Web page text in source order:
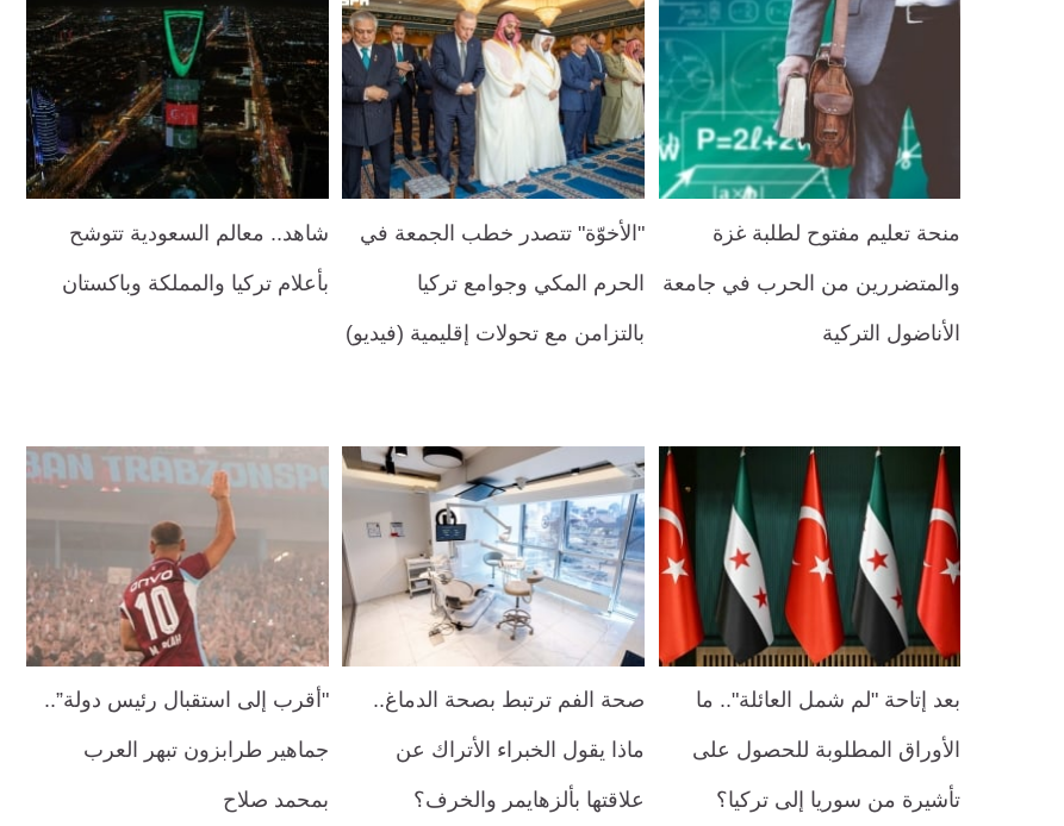
منحة تعليم مفتوح لطلبة غزة
والمتضررين من الحرب في جامعة
الأناضول التركية
"الأخوّة" تتصدر خطب الجمعة في
الحرم المكي وجوامع تركيا
بالتزامن مع تحولات إقليمية (فيديو)
شاهد.. معالم السعودية تتوشح
بأعلام تركيا والمملكة وباكستان
بعد إتاحة "لم شمل العائلة".. ما
الأوراق المطلوبة للحصول على
تأشيرة من سوريا إلى تركيا؟
صحة الفم ترتبط بصحة الدماغ..
ماذا يقول الخبراء الأتراك عن
علاقتها بألزهايمر والخرف؟
"أقرب إلى استقبال رئيس دولة”..
جماهير طرابزون تبهر العرب
بمحمد صلاح